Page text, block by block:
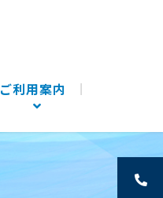
ご利用案内